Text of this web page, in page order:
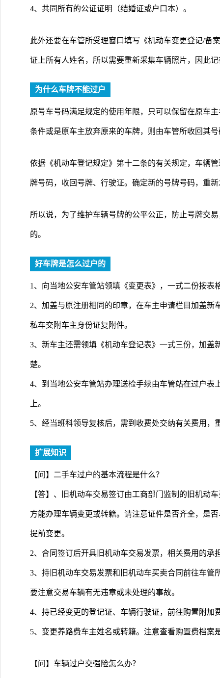
4、共同所有的公证证明（结婚证或户口本）。
此外还要在车管所受理窗口填写《机动车变更登记/备
证上所有人姓名，所以需要重新采集车辆照片，因此
为什么车牌不能过户
原号车号码满足规定的使用年限，只可以保留在原车
条件或是原车主放弃原来的车牌，则由车管所收回其
依据《机动车登记规定》第十二条的有关规定，车辆
牌号码，收回号牌、行驶证。确定新的号牌号码，重
所以说，为了维护车辆号牌的公平公正，防止号牌交
的。
好车牌是怎么过户的
1、向当地公安车管站领填《变更表》，一式二份按表
2、加盖与原注册相同的印章，在车主申请栏目加盖
私车交附车主身份证复附件。
3、新车主还需领填《机动车登记表》一式三份，加盖
楚。
4、到当地公安车管站办理送检手续由车管站在过户表
上。
5、经当班科领导复核后，需到收费处交纳有关费用，
扩展知识
【问】二手车过户的基本流程是什么？
【答】、旧机动车交易签订由工商部门监制的旧机动
方能办理车辆变更或转籍。请注意证件是否齐全，是
提前变更。
2、合同签订后开具旧机动车交易发票，相关费用的承
3、持旧机动车交易发票和旧机动车买卖合同前往车管
要注意交易车辆有无违章或未处理的事故。
4、持已经变更的登记证、车辆行驶证，前往购置附加
5、变更养路费车主姓名或转籍。注意查看购置费档案
【问】车辆过户交强险怎么办？